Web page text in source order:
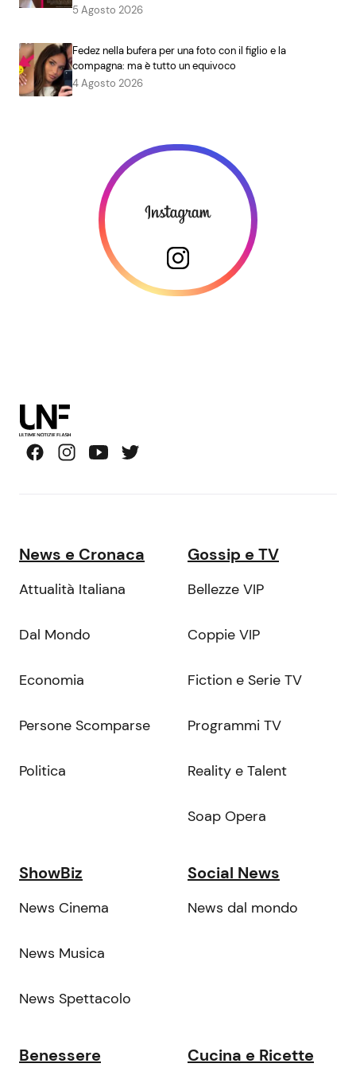
5 Agosto 2026
Fedez nella bufera per una foto con il figlio e la
compagna: ma è tutto un equivoco
4 Agosto 2026
News e Cronaca
Attualità Italiana
Dal Mondo
Economia
Persone Scomparse
Politica
Gossip e TV
Bellezze VIP
Coppie VIP
Fiction e Serie TV
Programmi TV
Reality e Talent
Soap Opera
ShowBiz
News Cinema
News Musica
News Spettacolo
Social News
News dal mondo
Benessere Cucina e Ricette